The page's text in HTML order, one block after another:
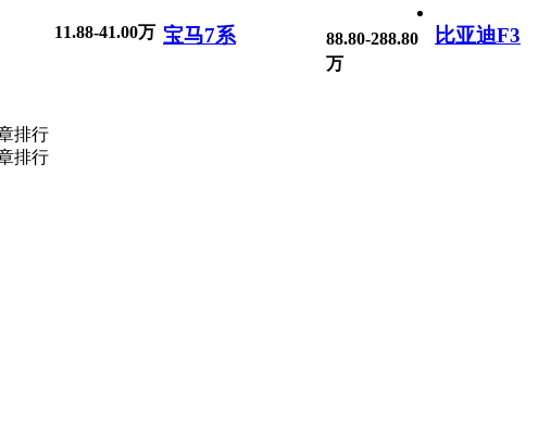
11.88-41.00万 宝马7系
88.80-288.80
万
比亚迪F3
排行
排行